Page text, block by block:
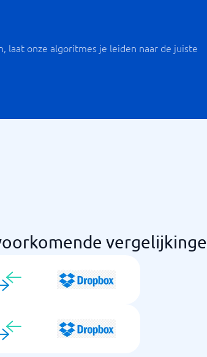
laat onze algoritmes je leiden naar de juiste